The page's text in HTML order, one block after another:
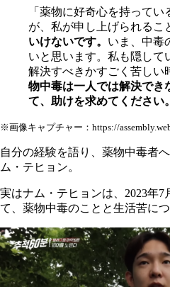
「薬物に好奇心を持って
が、私が申し上げられるこ
いけないです。 いま、中毒
いと思います。私も隠して
解決すべきかすごく苦しい
物中毒は一人では解決でき
て、助けを求めてください。
※画像キャプチャー：https://
自分の経験を語り、薬物中毒者
ム・テヒョン。
実はナム・テヒョンは、2023年
て、薬物中毒のことと生活苦に